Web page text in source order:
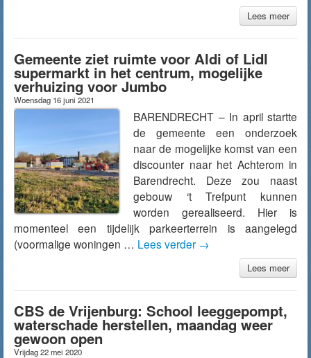
Lees meer
Gemeente ziet ruimte voor Aldi of Lidl
supermarkt in het centrum, mogelijke
verhuizing voor Jumbo
Woensdag 16 juni 2021
BARENDRECHT – In april startte
de gemeente een onderzoek
naar de mogelijke komst van een
discounter naar het Achterom in
Barendrecht. Deze zou naast
gebouw ‘t Trefpunt kunnen
worden gerealiseerd. Hier is
momenteel een tijdelijk parkeerterrein is aangelegd
(voormalige woningen … Lees verder →
Lees meer
CBS de Vrijenburg: School leeggepompt,
waterschade herstellen, maandag weer
gewoon open
Vrijdag 22 mei 2020